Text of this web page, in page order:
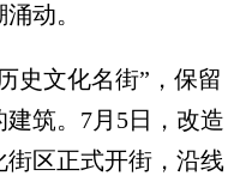
动。
文化名街”，保留
筑。7月5日，改造
区正式开街，沿线